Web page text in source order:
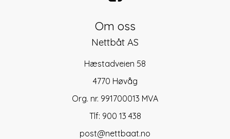
Om oss
Nettbåt AS
Hæstadveien 58
4770 Høvåg
Org. nr. 991700013 MVA
Tlf: 900 13 438
post@nettbaat.no